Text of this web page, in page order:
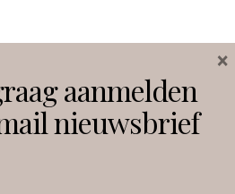
Facebook
aanmelden
nieuwsbrief
×